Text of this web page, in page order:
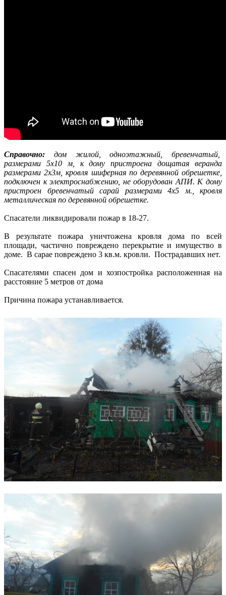
Справочно: дом жилой, одноэтажный, бревенчатый,
размерами 5х10 м, к дому пристроена дощатая веранда
размерами 2х3м, кровля шиферная по деревянной обрешетке,
подключен к электроснабжению, не оборудован АПИ. К дому
пристроен бревенчатый сарай размерами 4х5 м., кровля
металлическая по деревянной обрешетке.
Спасатели ликвидировали пожар в 18-27.
В результате пожара уничтожена кровля дома по всей
площади, частично повреждено перекрытие и имущество в
доме. В сарае повреждено 3 кв.м. кровли. Пострадавших нет.
Спасателями спасен дом и хозпостройка расположенная на
расстояние 5 метров от дома
Причина пожара устанавливается.